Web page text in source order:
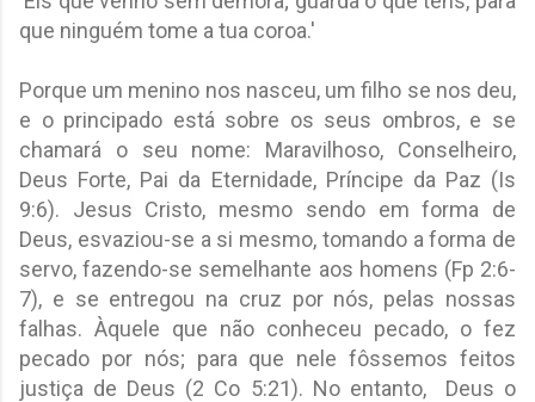
que ninguém tome a tua coroa.'
Porque um menino nos nasceu, um filho se nos deu,
e o principado está sobre os seus ombros, e se
chamará o seu nome: Maravilhoso, Conselheiro,
Deus Forte, Pai da Eternidade, Príncipe da Paz (Is
9:6). Jesus Cristo, mesmo sendo em forma de
Deus, esvaziou-se a si mesmo, tomando a forma de
servo, fazendo-se semelhante aos homens (Fp 2:6-
7), e se entregou na cruz por nós, pelas nossas
falhas. Àquele que não conheceu pecado, o fez
pecado por nós; para que nele fôssemos feitos
justiça de Deus (2 Co 5:21). No entanto, Deus o